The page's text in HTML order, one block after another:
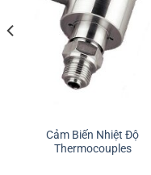
Cảm Biến Nhiệt Độ
Thermocouples